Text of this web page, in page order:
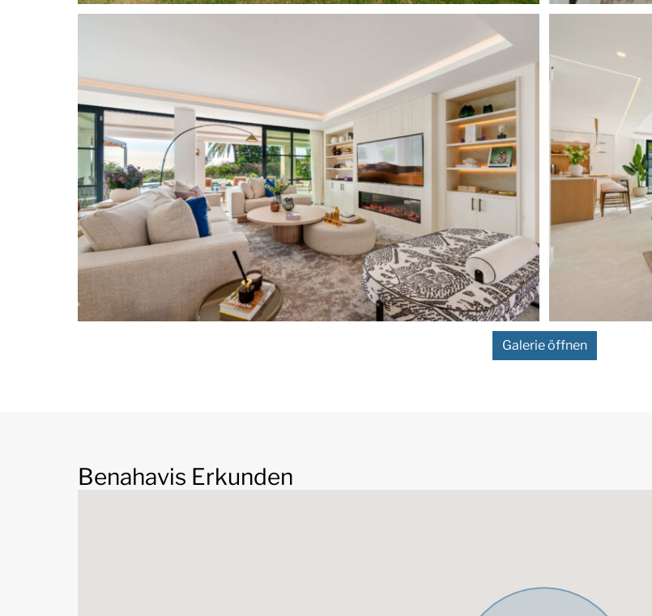
liegt am nordwestlichen Ende des exklusiven
„Golftales“ in Nueva Andalucía und gehört zur Gemeinde Benahavís, grenzt
jedoch direkt an Nueva Andalucía und San Pedro de Alcántara, welche zur
Gemeinde Marbella gehören. La Quinta befindet sich auf den Ausläufern der
Serranía de Ronda, in leicht erhöhter Lage. Diese Urbanisation ist als
privilegiertes Golfer Gebiet, in dem die Häuser und Apartmentanlagen um den
27-Loch Golfplatz des La Quinta Golf and Country Clubs angesiedelt sind, und
dadurch eine entspannte und grüne Umgebung bieten, wohl bekannt.
Einkaufsmöglichkeiten befinden sich nur wenige Autominuten nach San Pedro
de Alcántara, Nueva Andalucía oder sogar Puerto Banús und Marbella
entfernt.
Nueva Andalucíaist ein exklusives Gebiet am Fuße der Sierra Blanca, eines
der begehrtesten Wohngebiete derCosta del Sol, direkt am weltberühmten
und legendären Puerto Banús mit seinem luxuriösen Yachthafen mit Designer-
Boutiquen. und ein geschäftiges öffentliches Leben das ganze
Jahr. Wohlhabende Wohngegend mit eleganten Villen und Luxus-Apartments.
Galerie öffnen
Benahavis Erkunden